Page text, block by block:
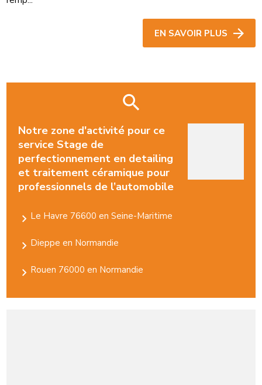
EN SAVOIR PLUS
Notre zone d'activité pour ce
service Stage de
perfectionnement en detailing
et traitement céramique pour
professionnels de l’automobile
Le Havre 76600 en Seine-Maritime
Dieppe en Normandie
Rouen 76000 en Normandie